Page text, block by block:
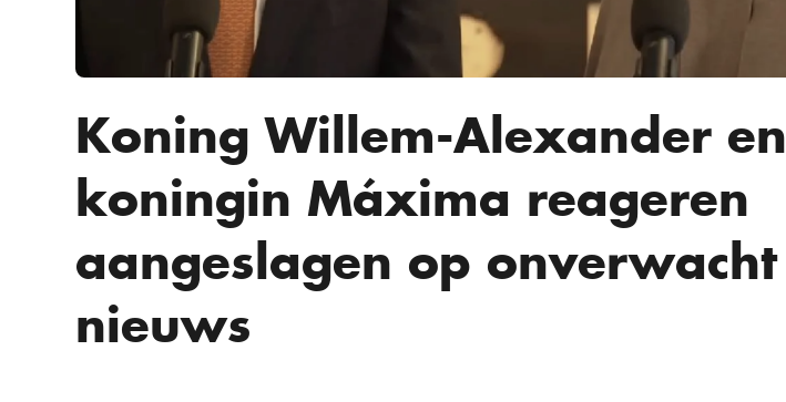
Koning Willem-Alexander en
koningin Máxima reageren
aangeslagen op onverwacht
nieuws